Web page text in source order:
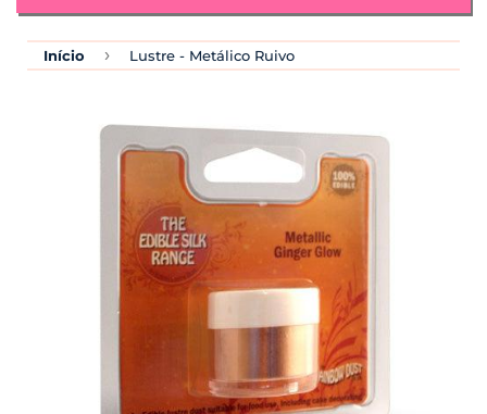
Início › Lustre - Metálico Ruivo